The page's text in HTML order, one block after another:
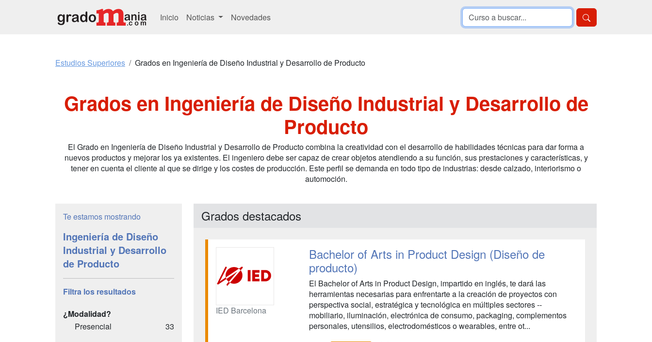
Inicio Noticias Novedades
Estudios Superiores Grados en Ingeniería de Diseño Industrial y Desarrollo de Producto
Grados en Ingeniería de Diseño Industrial y Desarrollo de
Producto
El Grado en Ingeniería de Diseño Industrial y Desarrollo de Producto combina la creatividad con el desarrollo de habilidades técnicas para dar forma a
nuevos productos y mejorar los ya existentes. El ingeniero debe ser capaz de crear objetos atendiendo a su función, sus prestaciones y características, y
tener en cuenta el cliente al que se dirige y los costes de producción. Este perfil se demanda en todo tipo de industrias: desde calzado, interiorismo o
automoción.
Te estamos mostrando
Ingeniería de Diseño
Industrial y Desarrollo
de Producto
Filtra los resultados
¿Modalidad?
Presencial
33
Grados destacados
IED Barcelona
Bachelor of Arts in Product Design (Diseño de
producto)
El Bachelor of Arts in Product Design, impartido en inglés, te dará las
herramientas necesarias para enfrentarte a la creación de proyectos con
perspectiva social, estratégica y tecnológica en múltiples sectores --
mobiliario, iluminación, electrónica de consumo, packaging, complementos
personales, utensilios, electrodomésticos o wearables, entre ot...